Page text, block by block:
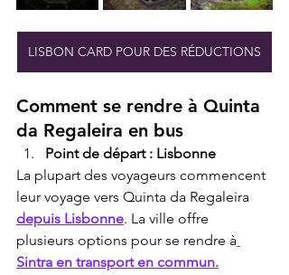
LISBON CARD POUR DES RÉDUCTIONS
Comment se rendre à Quinta
da Regaleira en bus
Point de départ : Lisbonne
La plupart des voyageurs commencent
leur voyage vers Quinta da Regaleira
depuis Lisbonne. La ville offre
plusieurs options pour se rendre à
Sintra en transport en commun.